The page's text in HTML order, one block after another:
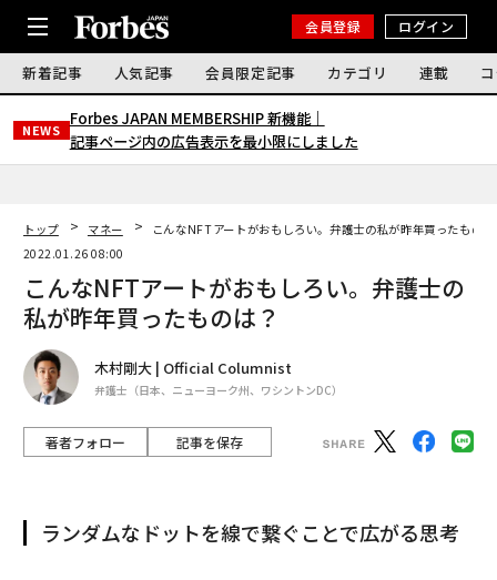
会員登録 ログイン
新着記事 人気記事 会員限定記事 カテゴリ 連載
NEWS
Forbes JAPAN MEMBERSHIP 新機能｜
記事ページ内の広告表示を最小限にしました
トップ マネー
こんなNFTアートがおもしろい。弁護士の私が昨年買ったもの
2022.01.26 08:00
こんなNFTアートがおもしろい。弁護士の
私が昨年買ったものは？
木村剛大 | Official Columnist
弁護士（日本、ニューヨーク州、ワシントンDC）
著者フォロー 記事を保存
ランダムなドットを線で繋ぐことで広がる思考